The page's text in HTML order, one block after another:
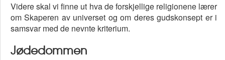
Videre skal vi finne ut hva de forskjellige religionene lærer
om Skaperen av universet og om deres gudskonsept er i
samsvar med de nevnte kriterium.
Jødedommen